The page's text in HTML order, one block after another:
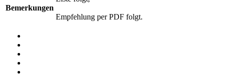
Bemerkungen
Empfehlung per PDF folgt.